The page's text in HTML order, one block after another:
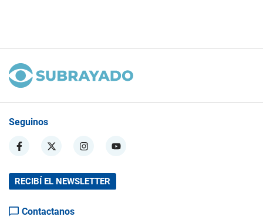
Seguinos
RECIBÍ EL NEWSLETTER
Contactanos